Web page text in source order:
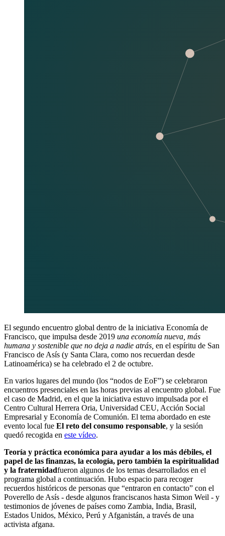
El segundo encuentro global dentro de la iniciativa Economía de
Francisco, que impulsa desde 2019 una economía nueva, más
humana y sostenible que no deja a nadie atrás, en el espíritu de San
Francisco de Asís (y Santa Clara, como nos recuerdan desde
Latinoamérica) se ha celebrado el 2 de octubre.
En varios lugares del mundo (los “nodos de EoF”) se celebraron
encuentros presenciales en las horas previas al encuentro global. Fue
el caso de Madrid, en el que la iniciativa estuvo impulsada por el
Centro Cultural Herrera Oria, Universidad CEU, Acción Social
Empresarial y Economía de Comunión. El tema abordado en este
evento local fue El reto del consumo responsable, y la sesión
quedó recogida en este vídeo.
Teoría y práctica económica para ayudar a los más débiles, el
papel de las finanzas, la ecología, pero también la espiritualidad
y la fraternidadfueron algunos de los temas desarrollados en el
programa global a continuación. Hubo espacio para recoger
recuerdos históricos de personas que “entraron en contacto” con el
Poverello de Asís - desde algunos franciscanos hasta Simon Weil - y
testimonios de jóvenes de países como Zambia, India, Brasil,
Estados Unidos, México, Perú y Afganistán, a través de una
activista afgana.